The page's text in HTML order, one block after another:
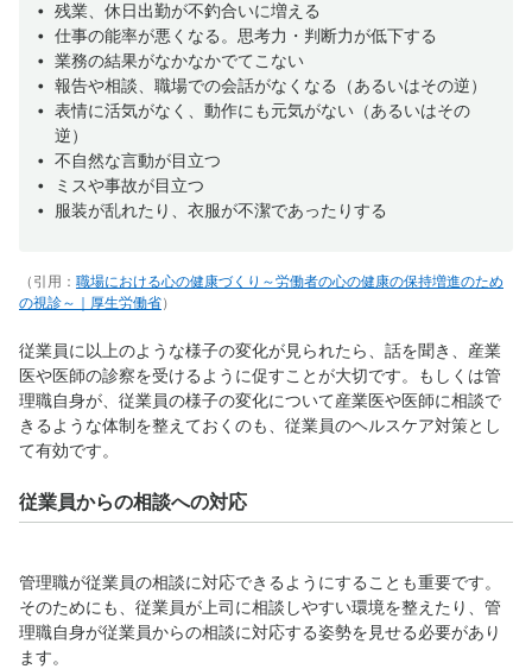
残業、休日出勤が不釣合いに増える
仕事の能率が悪くなる。思考力・判断力が低下する
業務の結果がなかなかでてこない
報告や相談、職場での会話がなくなる（あるいはその逆）
表情に活気がなく、動作にも元気がない（あるいはその
逆）
不自然な言動が目立つ
ミスや事故が目立つ
服装が乱れたり、衣服が不潔であったりする
（引用： 職場における心の健康づくり～労働者の心の健康の保持増進のため
の視診～｜厚生労働省）
従業員に以上のような様子の変化が見られたら、話を聞き、産業
医や医師の診察を受けるように促すことが大切です。もしくは管
理職自身が、従業員の様子の変化について産業医や医師に相談で
きるような体制を整えておくのも、従業員のヘルスケア対策とし
て有効です。
従業員からの相談への対応
管理職が従業員の相談に対応できるようにすることも重要です。
そのためにも、従業員が上司に相談しやすい環境を整えたり、管
理職自身が従業員からの相談に対応する姿勢を見せる必要があり
ます。